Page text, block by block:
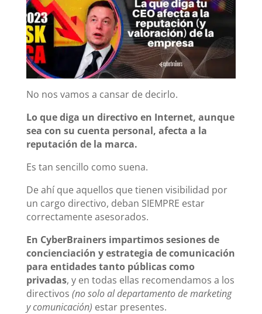
No nos vamos a cansar de decirlo.
Lo que diga un directivo en Internet, aunque
sea con su cuenta personal, afecta a la
reputación de la marca.
Es tan sencillo como suena.
De ahí que aquellos que tienen visibilidad por
un cargo directivo, deban SIEMPRE estar
correctamente asesorados.
En CyberBrainers impartimos sesiones de
concienciación y estrategia de comunicación
para entidades tanto públicas como
privadas, y en todas ellas recomendamos a los
directivos (no solo al departamento de marketing
y comunicación) estar presentes.